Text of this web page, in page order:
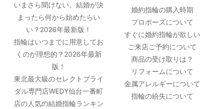
いまさら聞けない。結婚が決
まったら何から始めたらい
い？2026年最新版！
指輪はいつまでに用意してお
くのが理想的？2026年最新
版！
東北最大級のセレクトブライ
ダル専門店WEDY仙台一番町
店の人気の結婚指輪ランキン
婚約指輪の購入時期
プロポーズについて
すぐに婚約指輪が欲しい
ご来店ご予約について
商品の受け取りは？
リフォームについて
金属アレルギーについて
指輪の紛失について